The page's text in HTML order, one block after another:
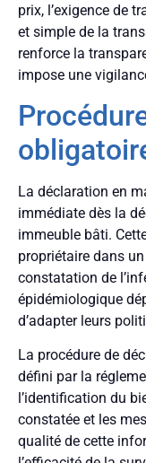
prix, l’exigence de
et simple de la
renforce la
impose une
La déclaration en
immédiate dès la
immeuble bâti.
propriétaire dans
constatation de
épidémiologique
d’adapter leurs
La procédure de
défini par la
l’identification du
constatée et les
qualité de cette